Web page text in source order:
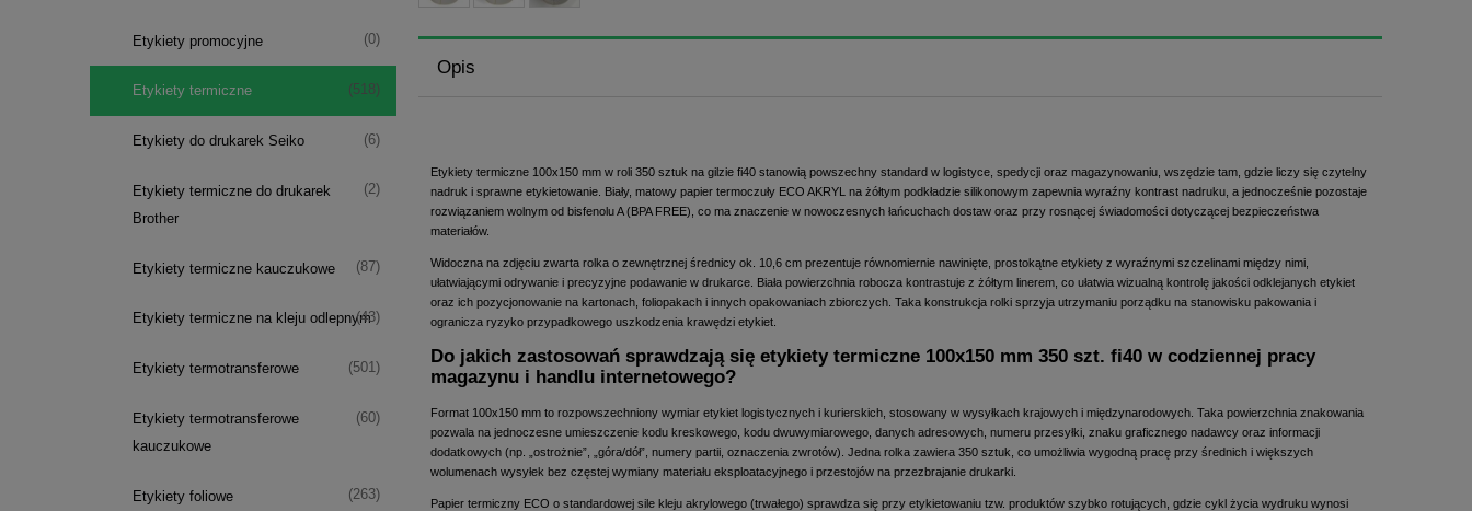
Etykiety promocyjne (0)
Etykiety termiczne (518)
Etykiety do drukarek Seiko (6)
Etykiety termiczne do drukarek
Brother
(2)
Etykiety termiczne kauczukowe (87)
Etykiety termiczne na kleju odlepnym
(43)
Etykiety termotransferowe (501)
Etykiety termotransferowe
kauczukowe
(60)
Etykiety foliowe (263)
Opis
Etykiety termiczne 100x150 mm w roli 350 sztuk na gilzie fi40 stanowią powszechny standard w logistyce, spedycji oraz magazynowaniu, wszędzie tam, gdzie liczy się czytelny
nadruk i sprawne etykietowanie. Biały, matowy papier termoczuły ECO AKRYL na żółtym podkładzie silikonowym zapewnia wyraźny kontrast nadruku, a jednocześnie pozostaje
rozwiązaniem wolnym od bisfenolu A (BPA FREE), co ma znaczenie w nowoczesnych łańcuchach dostaw oraz przy rosnącej świadomości dotyczącej bezpieczeństwa
materiałów.
Widoczna na zdjęciu zwarta rolka o zewnętrznej średnicy ok. 10,6 cm prezentuje równomiernie nawinięte, prostokątne etykiety z wyraźnymi szczelinami między nimi,
ułatwiającymi odrywanie i precyzyjne podawanie w drukarce. Biała powierzchnia robocza kontrastuje z żółtym linerem, co ułatwia wizualną kontrolę jakości odklejanych etykiet
oraz ich pozycjonowanie na kartonach, foliopakach i innych opakowaniach zbiorczych. Taka konstrukcja rolki sprzyja utrzymaniu porządku na stanowisku pakowania i
ogranicza ryzyko przypadkowego uszkodzenia krawędzi etykiet.
Do jakich zastosowań sprawdzają się etykiety termiczne 100x150 mm 350 szt. fi40 w codziennej pracy
magazynu i handlu internetowego?
Format 100x150 mm to rozpowszechniony wymiar etykiet logistycznych i kurierskich, stosowany w wysyłkach krajowych i międzynarodowych. Taka powierzchnia znakowania
pozwala na jednoczesne umieszczenie kodu kreskowego, kodu dwuwymiarowego, danych adresowych, numeru przesyłki, znaku graficznego nadawcy oraz informacji
dodatkowych (np. „ostrożnie”, „góra/dół”, numery partii, oznaczenia zwrotów). Jedna rolka zawiera 350 sztuk, co umożliwia wygodną pracę przy średnich i większych
wolumenach wysyłek bez częstej wymiany materiału eksploatacyjnego i przestojów na przezbrajanie drukarki.
Papier termiczny ECO o standardowej sile kleju akrylowego (trwałego) sprawdza się przy etykietowaniu tzw. produktów szybko rotujących, gdzie cykl życia wydruku wynosi